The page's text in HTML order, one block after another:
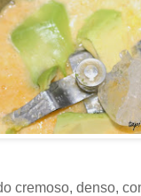
cremoso, denso,